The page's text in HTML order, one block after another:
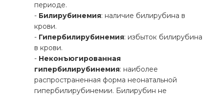
периоде.
- Билирубинемия: наличие билирубина в
крови.
- Гипербилирубинемия: избыток билирубина
в крови.
- Неконъюгированная
гипербилирубинемия: наиболее
распространенная форма неонатальной
гипербилирубинемии. Билирубин не